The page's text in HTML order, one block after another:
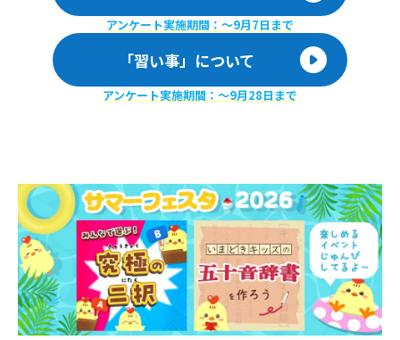
アンケート実施期間：〜9月7日まで
「習い事」について
アンケート実施期間：〜9月28日まで